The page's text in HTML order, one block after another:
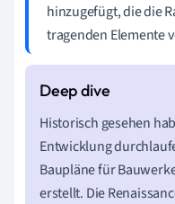
hinzugefügt, die die
tragenden Elemente
Historisch gesehen
Entwicklung
Baupläne für
erstellt. Die